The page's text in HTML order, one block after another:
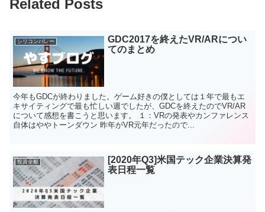
Related Posts
シリコンバレー
GDC2017を終えたVR/ARについ
てのまとめ
今年もGDCが終わりました。ゲーム好きの僕としては１年で最もエ
キサイティングで最も忙しい週でしたが、GDCを終えたのでVR/AR
について感想を書こうと思います。 １：VRの発表やカンファレンス
自体はややトーンダウン 昨年がVR元年だったので...
投資全般
[2020年Q3]米国テック企業決算発
表日程一覧